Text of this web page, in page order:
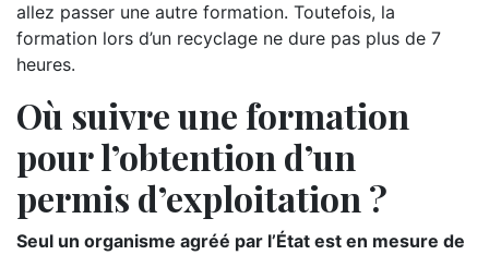
allez passer une autre formation. Toutefois, la
formation lors d’un recyclage ne dure pas plus de 7
heures.
Où suivre une formation
pour l’obtention d’un
permis d’exploitation ?
Seul un organisme agréé par l’État est en mesure de